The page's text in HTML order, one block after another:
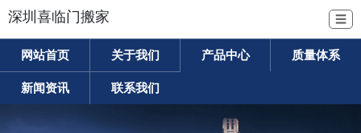
深圳喜临门搬家 ☰
网站首页 关于我们 产品中心 质量体系
新闻资讯 联系我们